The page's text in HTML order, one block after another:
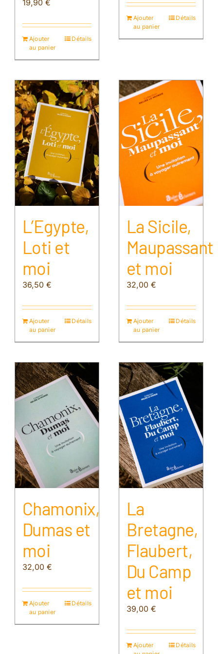
19,90€
Ajouter
au panier
Détails
Ajouter
au panier
Détails
L’Egypte,
Loti et
moi
36,50€
Ajouter
au panier
Détails
La Sicile,
Maupassant
et moi
32,00€
Ajouter
au panier
Détails
Chamonix,
Dumas et
moi
32,00€
Ajouter
au panier
Détails
La
Bretagne,
Flaubert,
Du Camp
et moi
39,00€
Ajouter
Détails